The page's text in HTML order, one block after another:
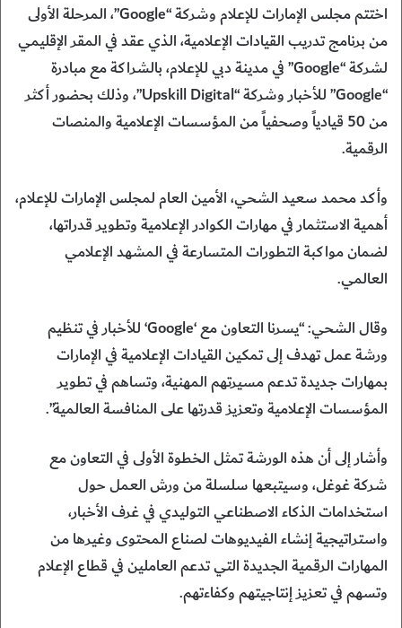
اختتم مجلس الإمارات للإعلام وشركة “Google”، المرحلة الأولى
من برنامج تدريب القيادات الإعلامية، الذي عقد في المقر الإقليمي
لشركة “Google” في مدينة دبي للإعلام، بالشراكة مع مبادرة
“Google” للأخبار وشركة “Upskill Digital”، وذلك بحضور أكثر
من 50 قيادياً وصحفياً من المؤسسات الإعلامية والمنصات
الرقمية.
وأكد محمد سعيد الشحي، الأمين العام لمجلس الإمارات للإعلام،
أهمية الاستثمار في مهارات الكوادر الإعلامية وتطوير قدراتها،
لضمان مواكبة التطورات المتسارعة في المشهد الإعلامي
العالمي.
وقال الشحي: “يسرنا التعاون مع ‘Google‘ للأخبار في تنظيم
ورشة عمل تهدف إلى تمكين القيادات الإعلامية في الإمارات
بمهارات جديدة تدعم مسيرتهم المهنية، وتساهم في تطوير
المؤسسات الإعلامية وتعزيز قدرتها على المنافسة العالمية”.
وأشار إلى أن هذه الورشة تمثل الخطوة الأولى في التعاون مع
شركة غوغل، وسيتبعها سلسلة من ورش العمل حول
استخدامات الذكاء الاصطناعي التوليدي في غرف الأخبار،
واستراتيجية إنشاء الفيديوهات لصناع المحتوى وغيرها من
المهارات الرقمية الجديدة التي تدعم العاملين في قطاع الإعلام
وتسهم في تعزيز إنتاجيتهم وكفاءتهم.